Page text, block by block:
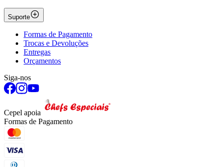
Suporte
Formas de Pagamento
Trocas e Devoluções
Entregas
Orçamentos
Siga-nos
Cepel apoia
Formas de Pagamento